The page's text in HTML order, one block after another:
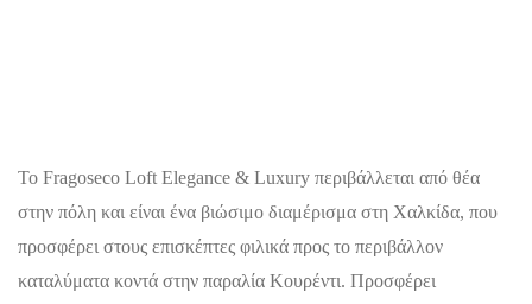
Το Fragoseco Loft Elegance & Luxury περιβάλλεται από θέα
στην πόλη και είναι ένα βιώσιμο διαμέρισμα στη Χαλκίδα, που
προσφέρει στους επισκέπτες φιλικά προς το περιβάλλον
καταλύματα κοντά στην παραλία Κουρέντι. Προσφέρει